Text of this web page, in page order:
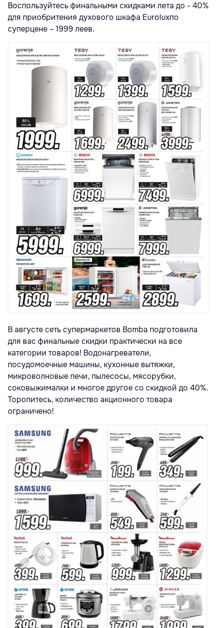
Воспользуйтесь финальными скидками лета до - 40%
для приобритения духового шкафа Euroluxпо
суперцене – 1999 леев.
В августе сеть супермаркетов Bomba подготовила
для вас финальные скидки практически на все
категории товаров! Водонагреватели,
посудомоечные машины, кухонные вытяжки,
микроволновые печи, пылесосы, мясорубки,
соковыжималки и многое другое со скидкой до 40%.
Торопитесь, количество акционного товара
ограничено!